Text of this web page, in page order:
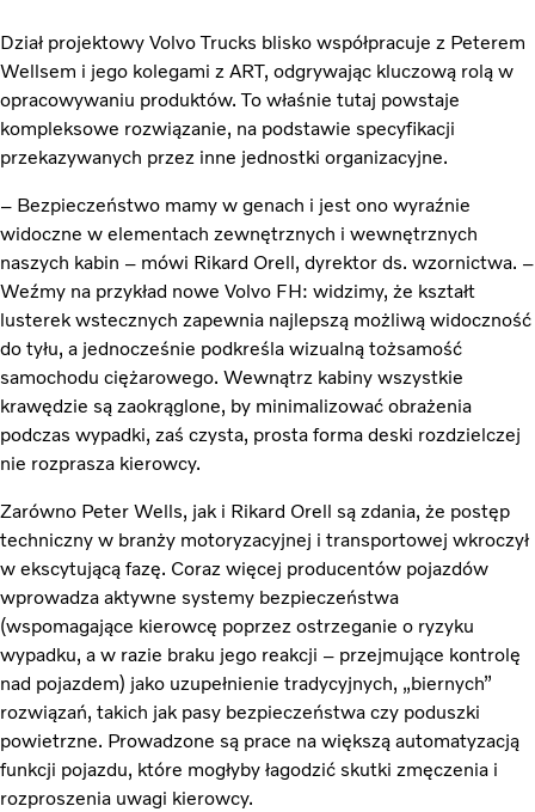
Dział projektowy Volvo Trucks blisko współpracuje z Peterem
Wellsem i jego kolegami z ART, odgrywając kluczową rolą w
opracowywaniu produktów. To właśnie tutaj powstaje
kompleksowe rozwiązanie, na podstawie specyfikacji
przekazywanych przez inne jednostki organizacyjne.
– Bezpieczeństwo mamy w genach i jest ono wyraźnie
widoczne w elementach zewnętrznych i wewnętrznych
naszych kabin – mówi Rikard Orell, dyrektor ds. wzornictwa. –
Weźmy na przykład nowe Volvo FH: widzimy, że kształt
lusterek wstecznych zapewnia najlepszą możliwą widoczność
do tyłu, a jednocześnie podkreśla wizualną tożsamość
samochodu ciężarowego. Wewnątrz kabiny wszystkie
krawędzie są zaokrąglone, by minimalizować obrażenia
podczas wypadki, zaś czysta, prosta forma deski rozdzielczej
nie rozprasza kierowcy.
Zarówno Peter Wells, jak i Rikard Orell są zdania, że postęp
techniczny w branży motoryzacyjnej i transportowej wkroczył
w ekscytującą fazę. Coraz więcej producentów pojazdów
wprowadza aktywne systemy bezpieczeństwa
(wspomagające kierowcę poprzez ostrzeganie o ryzyku
wypadku, a w razie braku jego reakcji – przejmujące kontrolę
nad pojazdem) jako uzupełnienie tradycyjnych, „biernych”
rozwiązań, takich jak pasy bezpieczeństwa czy poduszki
powietrzne. Prowadzone są prace na większą automatyzacją
funkcji pojazdu, które mogłyby łagodzić skutki zmęczenia i
rozproszenia uwagi kierowcy.